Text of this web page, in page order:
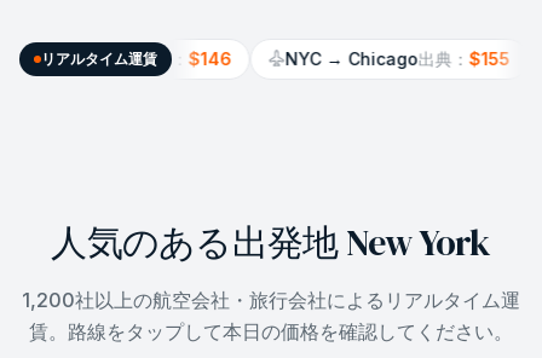
リアルタイム運賃
出典：$146 NYC Chicago出典：$155 NYC
人気のある出発地 New York
1,200社以上の航空会社・旅行会社によるリアルタイム運
賃。路線をタップして本日の価格を確認してください。